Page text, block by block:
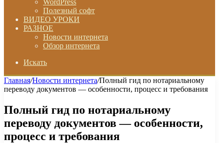
WordPress
Полезный софт
ВИДЕО УРОКИ
РАЗНОЕ
Новости интернета
Обзор интернета
Искать
Главная/Новости интернета/Полный гид по нотариальному
переводу документов — особенности, процесс и требования
Полный гид по нотариальному
переводу документов — особенности,
процесс и требования